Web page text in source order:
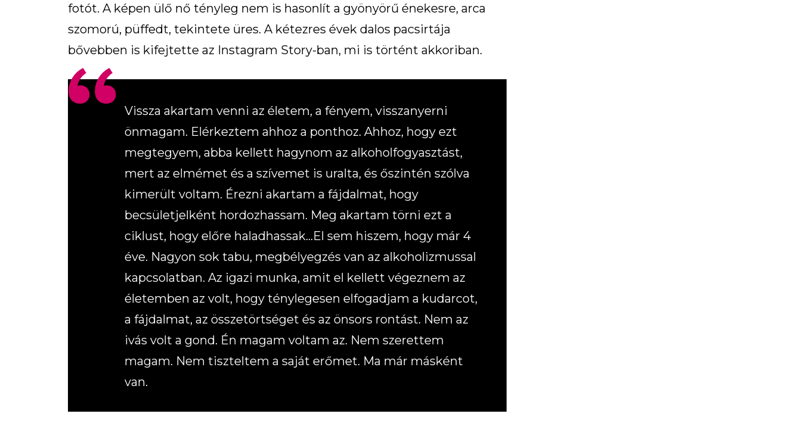
fotót. A képen ülő nő tényleg nem is hasonlít a gyönyörű énekesre, arca
szomorú, püffedt, tekintete üres. A kétezres évek dalos pacsirtája
bővebben is kifejtette az Instagram Story-ban, mi is történt akkoriban.
Vissza akartam venni az életem, a fényem, visszanyerni
önmagam. Elérkeztem ahhoz a ponthoz. Ahhoz, hogy ezt
megtegyem, abba kellett hagynom az alkoholfogyasztást,
mert az elmémet és a szívemet is uralta, és őszintén szólva
kimerült voltam. Érezni akartam a fájdalmat, hogy
becsületjelként hordozhassam. Meg akartam törni ezt a
ciklust, hogy előre haladhassak…El sem hiszem, hogy már 4
éve. Nagyon sok tabu, megbélyegzés van az alkoholizmussal
kapcsolatban. Az igazi munka, amit el kellett végeznem az
életemben az volt, hogy ténylegesen elfogadjam a kudarcot,
a fájdalmat, az összetörtséget és az önsors rontást. Nem az
ivás volt a gond. Én magam voltam az. Nem szerettem
magam. Nem tiszteltem a saját erőmet. Ma már másként
van.